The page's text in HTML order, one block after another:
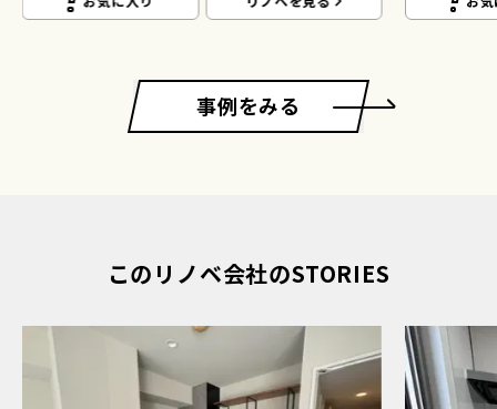
事例をみる
このリノベ会社のSTORIES